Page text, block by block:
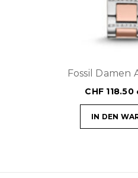
Fossil Damen
CHF 118.50
IN DEN